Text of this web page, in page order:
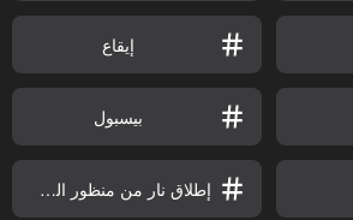
إيقاع
بيسبول
إطلاق نار من منظور الشخص الثالث